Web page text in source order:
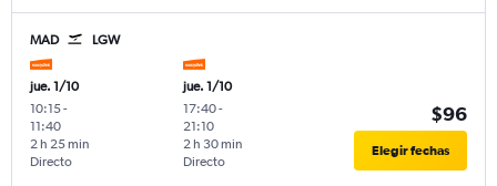
MAD LGW
jue. 1/10
10:15-
11:40
Directo
2 h 25 min
jue. 1/10
17:40-
21:10
Directo
2 h 30 min
$96
Elegir fechas